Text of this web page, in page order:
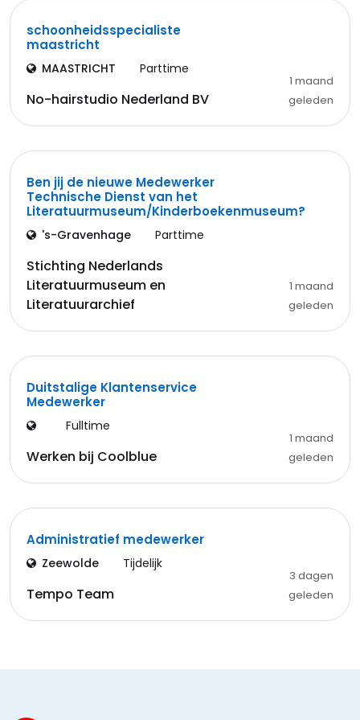
schoonheidsspecialiste
maastricht
MAASTRICHT Parttime
No-hairstudio Nederland BV
1 maand
geleden
Ben jij de nieuwe Medewerker
Technische Dienst van het
Literatuurmuseum/Kinderboekenmuseum?
's-Gravenhage Parttime
Stichting Nederlands
Literatuurmuseum en
Literatuurarchief
1 maand
geleden
Duitstalige Klantenservice
Medewerker
Fulltime
Werken bij Coolblue
1 maand
geleden
Administratief medewerker
Zeewolde Tijdelijk
Tempo Team
3 dagen
geleden